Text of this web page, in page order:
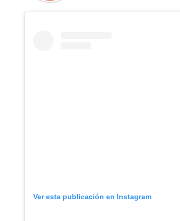
Ver esta publicación en Instagram